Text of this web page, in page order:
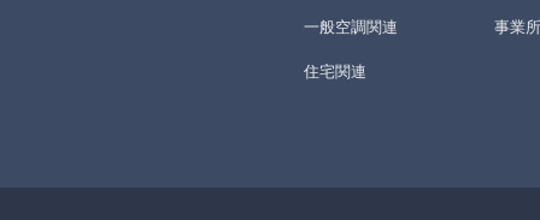
一般空調関連
住宅関連
事業